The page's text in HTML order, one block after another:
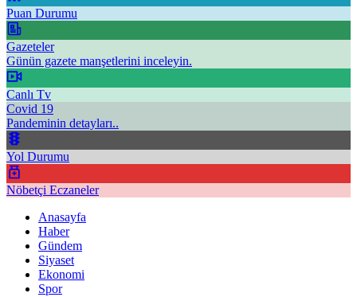
Puan Durumu
Gazeteler
Günün gazete manşetlerini inceleyin.
Canlı Tv
Covid 19
Pandeminin detayları..
Yol Durumu
Nöbetçi Eczaneler
Anasayfa
Haber
Gündem
Siyaset
Ekonomi
Spor